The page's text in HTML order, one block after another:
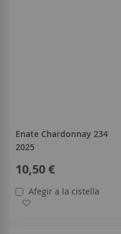
Enate Chardonnay 234
2025
10,50 €
Afegir a la cistella